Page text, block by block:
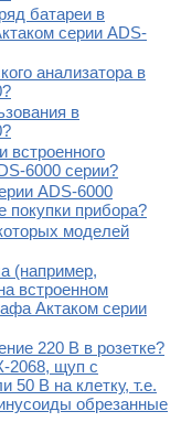
батареи в
серии ADS-
анализатора в
в
встроенного
6000 серии?
ADS-6000
покупки прибора?
моделей
(например,
встроенном
Актаком серии
220 В в розетке?
щуп с
50 В на клетку, т.е.
обрезанные